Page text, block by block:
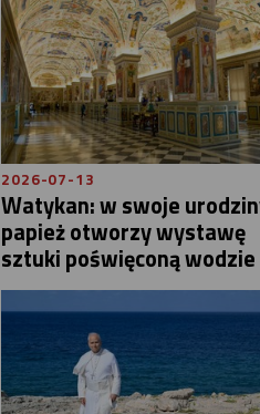
2026-07-13
Watykan: w swoje
papież otworzy wystawę
sztuki poświęconą wodzie